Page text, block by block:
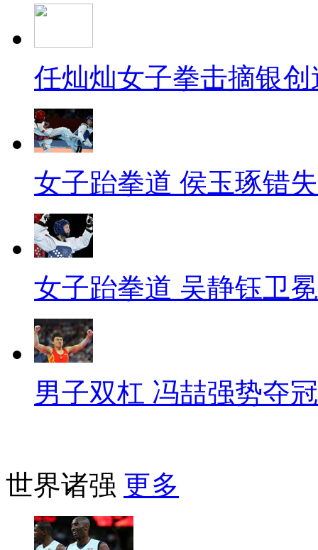
任灿灿女子拳击摘银
女子跆拳道 侯玉琢错
女子跆拳道 吴静钰卫冕
男子双杠 冯喆强势夺冠
世界诸强 更多